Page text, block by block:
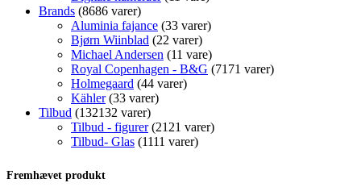
Brands 8686 varer
Aluminia fajance 33 varer
Bjørn Wiinblad
22 varer
Michael Andersen
11 vare
Royal Copenhagen - B&G
71 71 varer
Holmegaard 44 varer
Kähler 33 varer
Tilbud
132132 varer
Tilbud - figurer 21 21 varer
Tilbud- Glas 1111 varer
Fremhævet produkt